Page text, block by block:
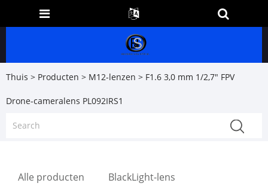
Thuis > Producten > M12-lenzen > F1.6 3,0 mm 1/2,7" FPV
Drone-cameralens PL092IRS1
Alle producten BlackLight-lens